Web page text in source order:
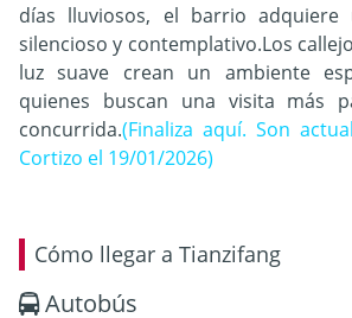
días lluviosos, el barrio adquiere
silencioso y contemplativo.Los
luz suave crean un ambiente
quienes buscan una visita más
concurrida.(Finaliza aquí. Son
Cortizo el 19/01/2026)
Cómo llegar a Tianzifang
Autobús